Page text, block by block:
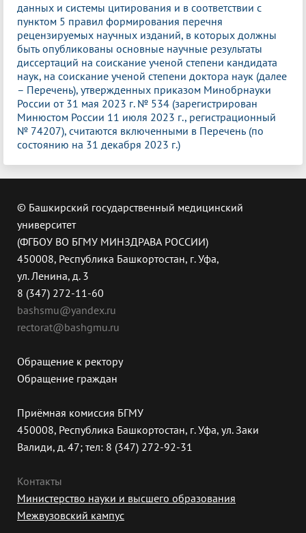
данных и системы цитирования и в соответствии с
пунктом 5 правил формирования перечня
рецензируемых научных изданий, в которых должны
быть опубликованы основные научные результаты
диссертаций на соискание ученой степени кандидата
наук, на соискание ученой степени доктора наук (далее
– Перечень), утвержденных приказом Минобрнауки
России от 31 мая 2023 г. № 534 (зарегистрирован
Минюстом России 11 июля 2023 г., регистрационный
№ 74207), считаются включенными в Перечень (по
состоянию на 31 декабря 2023 г.)
© Башкирский государственный медицинский
университет
(ФГБОУ ВО БГМУ МИНЗДРАВА РОССИИ)
450008, Республика Башкортостан, г. Уфа,
ул. Ленина, д. 3
8 (347) 272-11-60
bashsmu@yandex.ru
rectorat@bashgmu.ru
Обращение к ректору
Обращение граждан
Приёмная комиссия БГМУ
450008, Республика Башкортостан, г. Уфа, ул. Заки
Валиди, д. 47; тел: 8 (347) 272-92-31
Контакты
Министерство науки и высшего образования
Межвузовский кампус